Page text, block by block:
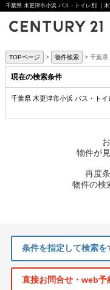
千葉県 木更津市小浜 バス・トイレ別 ｜
TOPページ 物件検索 千葉県
現在の検索条件
千葉県 木更津市小浜 バス・トイ
物件が
再度
物件の検
条件を指定して検索を
直接お問合せ・web予